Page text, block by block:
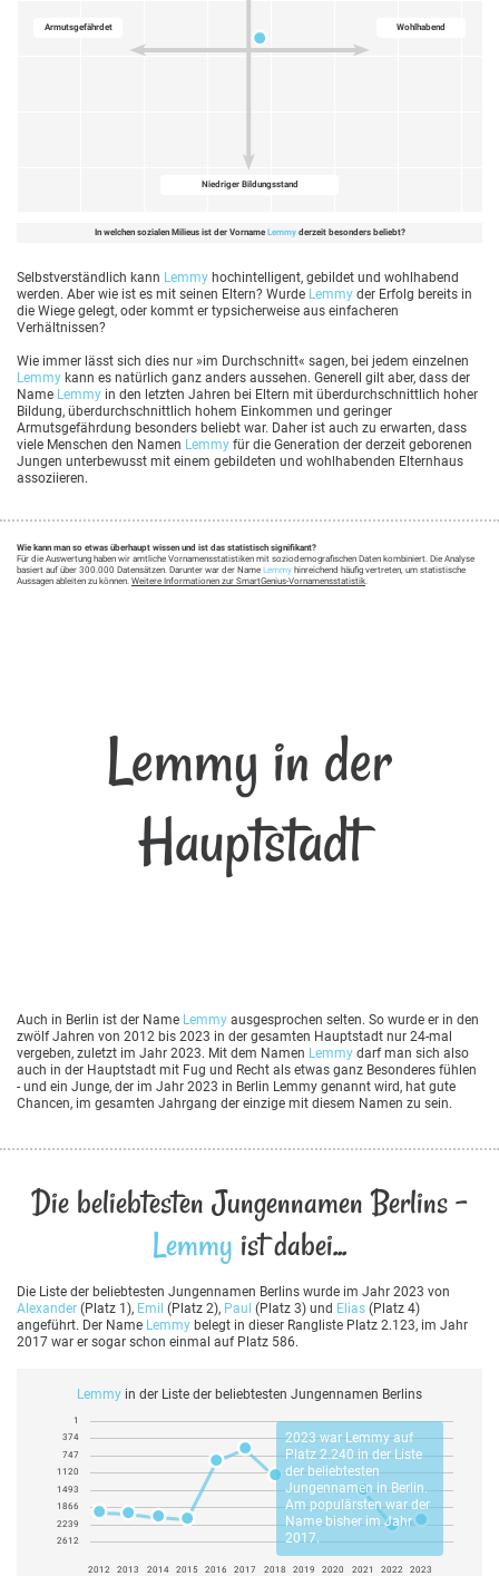
Wohlhabend
Niedriger Bildungsstand
Armutsgefährdet
In welchen sozialen Milieus ist der Vorname Lemmyderzeit besonders beliebt?
Selbstverständlich kann Lemmy hochintelligent, gebildet und wohlhabend
werden. Aber wie ist es mit seinen Eltern? Wurde Lemmy der Erfolg bereits in
die Wiege gelegt, oder kommt er typsicherweise aus einfacheren
Verhältnissen?
Wie immer lässt sich dies nur »im Durchschnitt« sagen, bei jedem einzelnen
Lemmy kann es natürlich ganz anders aussehen. Generell gilt aber, dass der
Name Lemmy in den letzten Jahren bei Eltern mit überdurchschnittlich hoher
Bildung, überdurchschnittlich hohem Einkommen und geringer
Armutsgefährdung besonders beliebt war. Daher ist auch zu erwarten, dass
viele Menschen den Namen Lemmy für die Generation der derzeit geborenen
Jungen unterbewusst mit einem gebildeten und wohlhabenden Elternhaus
assoziieren.
Wie kann man so etwas überhaupt wissen und ist das statistisch signifikant?
Für die Auswertung haben wir amtliche Vornamensstatistiken mit soziodemografischen Daten kombiniert. Die Analyse
basiert auf über 300.000 Datensätzen. Darunter war der Name Lemmy hinreichend häufig vertreten, um statistische
Aussagen ableiten zu können. Weitere Informationen zur SmartGenius-Vornamensstatistik.
Lemmy in der
Hauptstadt
Auch in Berlin ist der Name Lemmy ausgesprochen selten. So wurde er in den
zwölf Jahren von 2012 bis 2023 in der gesamten Hauptstadt nur 24-mal
vergeben, zuletzt im Jahr 2023. Mit dem Namen Lemmy darf man sich also
auch in der Hauptstadt mit Fug und Recht als etwas ganz Besonderes fühlen
- und ein Junge, der im Jahr 2023 in Berlin Lemmy genannt wird, hat gute
Chancen, im gesamten Jahrgang der einzige mit diesem Namen zu sein.
Die beliebtesten Jungennamen Berlins -
Lemmy ist dabei...
Die Liste der beliebtesten Jungennamen Berlins wurde im Jahr 2023 von
Alexander (Platz 1), Emil (Platz 2), Paul (Platz 3) und Elias (Platz 4)
angeführt. Der Name Lemmy belegt in dieser Rangliste Platz 2.123, im Jahr
2017 war er sogar schon einmal auf Platz 586.
Lemmy in der Liste der beliebtesten Jungennamen Berlins
2023 war Lemmyauf
Platz 2.240 in der Liste
der beliebtesten
Jungennamen in Berlin.
Am populärsten war der
Name bisher im Jahr
2017.
1
374
747
1120
1493
1866
2239
2612
2012 2013 2014 2015 2016 2017 2018 2019 2020 2021 2022 2023